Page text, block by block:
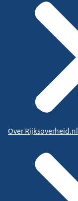
Over Rijksoverheid.nl